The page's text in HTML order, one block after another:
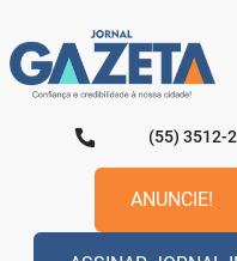
para
o
conteúdo
(55) 3512-
ANUNCIE!